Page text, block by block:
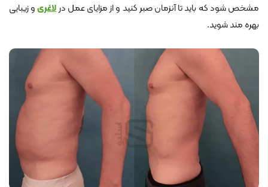
مشخص شود که باید تا آنزمان صبر کنید و از مزایای عمل درلاغریو زیبایی
بهره مند شوید.